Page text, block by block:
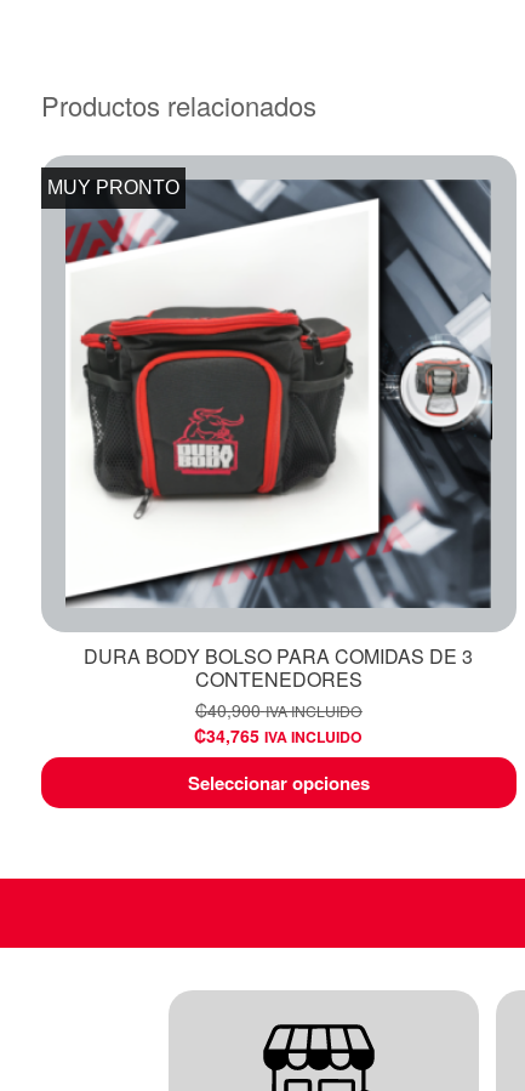
Productos relacionados
MUY PRONTO
DURA BODY BOLSO PARA COMIDAS DE 3
CONTENEDORES
₡40,900 IVA INCLUIDO
₡34,765 IVA INCLUIDO
Seleccionar opciones